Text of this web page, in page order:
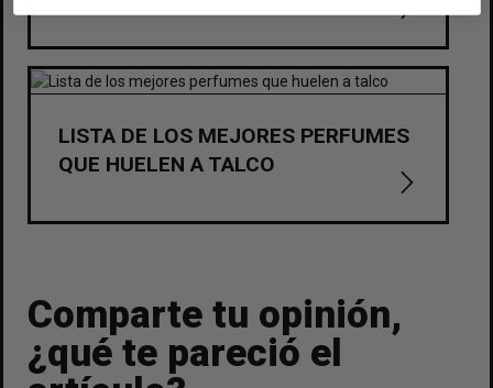
LISTA DE LOS MEJORES PERFUMES
QUE HUELEN A TALCO
Comparte tu opinión,
¿qué te pareció el